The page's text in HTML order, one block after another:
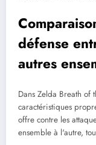
défense
autres
Dans Zelda Breath of
caractéristiques
offre contre les
ensemble à l'autre,